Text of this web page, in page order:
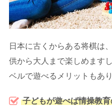
日本に古くからある将棋は
供から大人まで楽しめます
ベルで遊べるメリットもあり
子どもが遊べば情操教